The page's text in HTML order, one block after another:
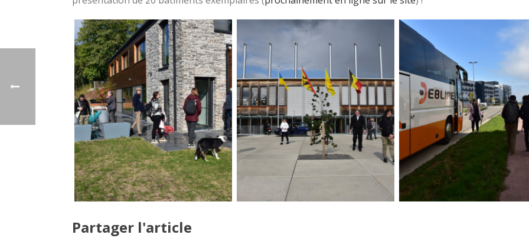
Partager l'article